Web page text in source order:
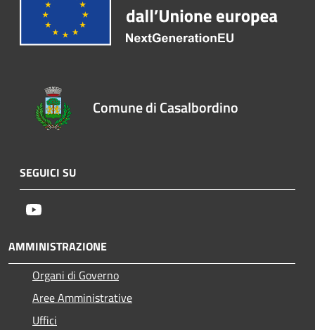
Comune di Casalbordino
SEGUICI SU
AMMINISTRAZIONE
Organi di Governo
Aree Amministrative
Uffici